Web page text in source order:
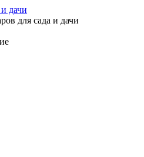
для сада и дачи